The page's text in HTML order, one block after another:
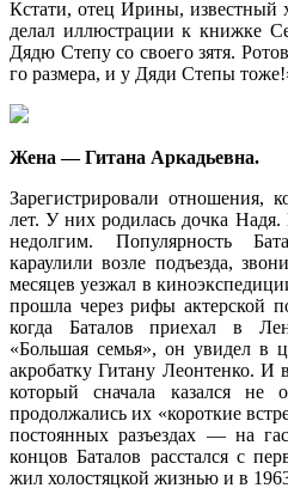
Кстати, отец Ирины, известный
делал иллюстрации к книжке
Дядю Степу со своего зятя.
го размера, и у Дяди Степы
Жена — Гитана Аркадьевна.
Зарегистрировали отношения,
лет. У них родилась дочка
недолгим. Популярность
караулили возле подъезда,
месяцев уезжал в
прошла через рифы актерской
когда Баталов приехал в
«Большая семья», он увидел в
акробатку Гитану Леонтенко. И
который сначала казался не
продолжались их «короткие
постоянных разъездах — на
концов Баталов расстался с
жил холостяцкой жизнью и в